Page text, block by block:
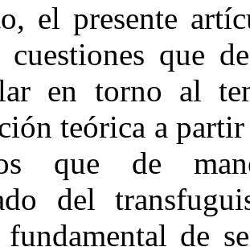
el presente
cuestiones que
en torno al
teórica a
que de
del
fundamental de